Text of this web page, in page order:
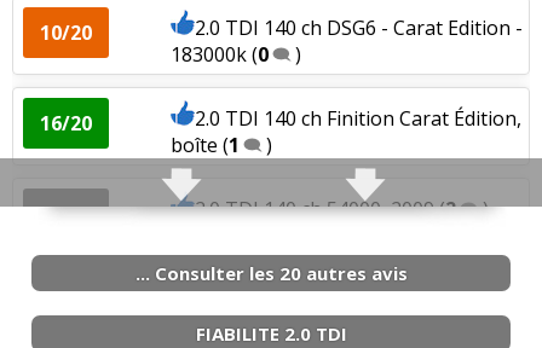
10/20
2.0 TDI 140 ch DSG6 - Carat Edition -
183000k(0 )
16/20
2.0 TDI 140 ch Finition Carat Édition,
boîte (1 )
-- /20 2.0 TDI 140 ch 54000, 2009(2 )
18/20
2.0 TDI 140 ch 30000 juillet 2012 carat
editi(2)
... Consulter les 20 autres avis
FIABILITE 2.0 TDI